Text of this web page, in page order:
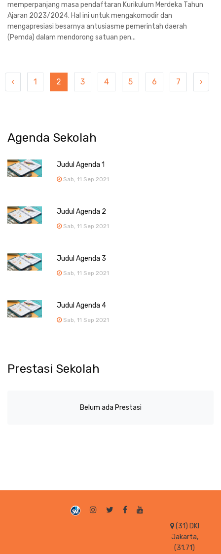
memperpanjang masa pendaftaran Kurikulum Merdeka Tahun
Ajaran 2023/2024. Hal ini untuk mengakomodir dan
mengapresiasi besarnya antusiasme pemerintah daerah
(Pemda) dalam mendorong satuan pen...
‹ 1 2 3 4 5 6 7 ›
Agenda Sekolah
Judul Agenda 1
Sab, 11 Sep 2021
Judul Agenda 2
Sab, 11 Sep 2021
Judul Agenda 3
Sab, 11 Sep 2021
Judul Agenda 4
Sab, 11 Sep 2021
Prestasi Sekolah
Belum ada Prestasi
(31) DKI
Jakarta,
(31.71)